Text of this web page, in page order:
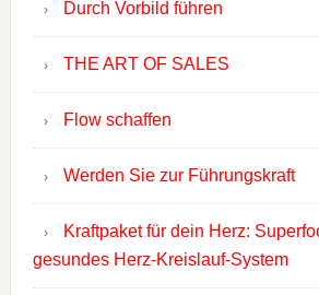
Durch Vorbild führen
THE ART OF SALES
Flow schaffen
Werden Sie zur Führungskraft
Kraftpaket für dein Herz:
gesundes Herz-Kreislauf-System